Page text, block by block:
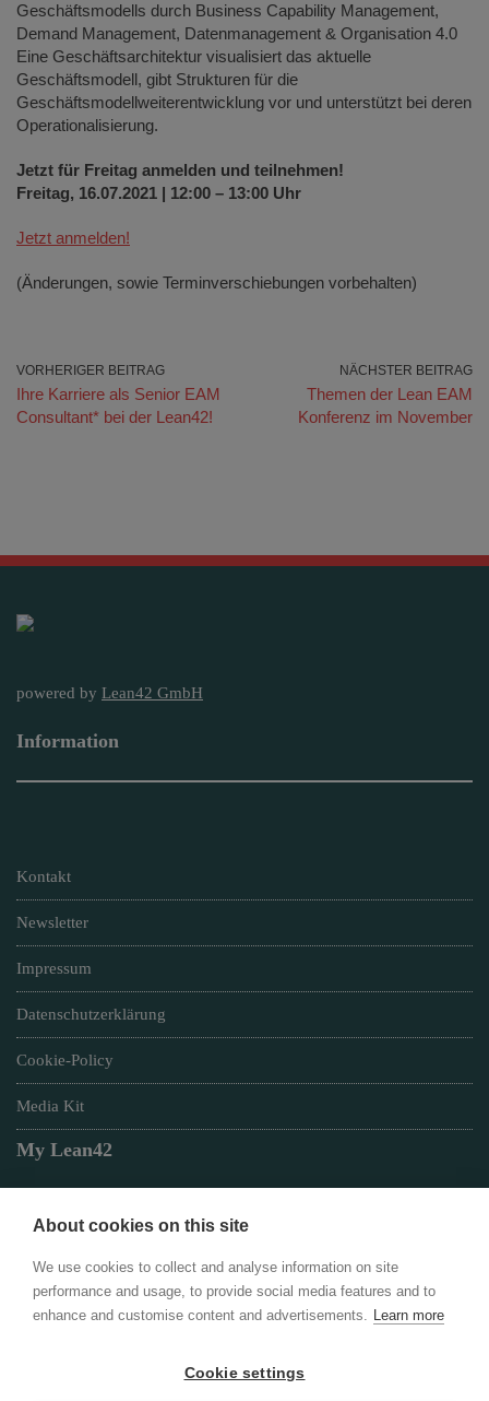
Geschäftsmodells durch Business Capability Management,
Demand Management, Datenmanagement & Organisation 4.0
Eine Geschäftsarchitektur visualisiert das aktuelle
Geschäftsmodell, gibt Strukturen für die
Geschäftsmodellweiterentwicklung vor und unterstützt bei deren
Operationalisierung.
Jetzt für Freitag anmelden und teilnehmen!
Freitag, 16.07.2021 | 12:00 – 13:00 Uhr
Jetzt anmelden!
(Änderungen, sowie Terminverschiebungen vorbehalten)
VORHERIGER BEITRAG
Ihre Karriere als Senior EAM
Consultant* bei der Lean42!
NÄCHSTER BEITRAG
Themen der Lean EAM
Konferenz im November
powered by Lean42 GmbH
Information
Kontakt
Newsletter
Impressum
Datenschutzerklärung
Cookie-Policy
Media Kit
My Lean42
Member of
About cookies on this site
We use cookies to collect and analyse information on site
performance and usage, to provide social media features and to
enhance and customise content and advertisements. Learn more
Cookie settings